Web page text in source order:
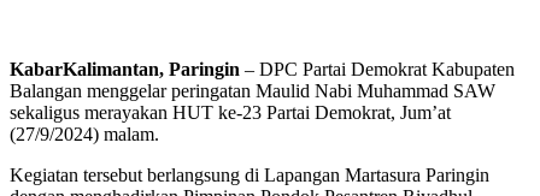
KabarKalimantan, Paringin – DPC Partai Demokrat Kabupaten
Balangan menggelar peringatan Maulid Nabi Muhammad SAW
sekaligus merayakan HUT ke-23 Partai Demokrat, Jum’at
(27/9/2024) malam.
Kegiatan tersebut berlangsung di Lapangan Martasura Paringin